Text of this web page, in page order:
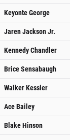
Keyonte George
Jaren Jackson Jr.
Kennedy Chandler
Brice Sensabaugh
Walker Kessler
Ace Bailey
Blake Hinson